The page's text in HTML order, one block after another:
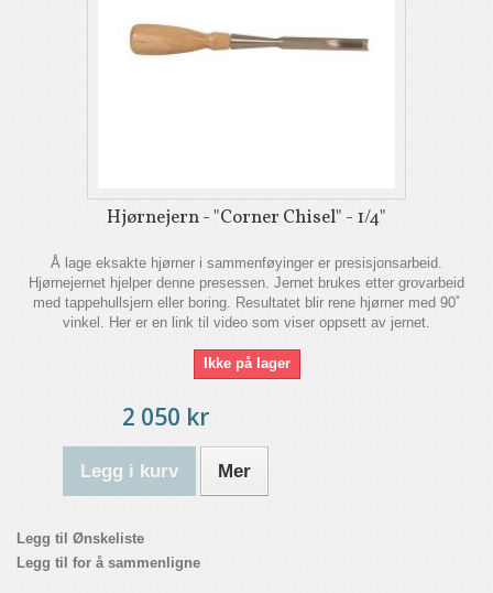
Hjørnejern - "Corner Chisel" - 1/4"
Å lage eksakte hjørner i sammenføyinger er presisjonsarbeid.
Hjørnejernet hjelper denne presessen. Jernet brukes etter grovarbeid
med tappehullsjern eller boring. Resultatet blir rene hjørner med 90˚
vinkel. Her er en link til video som viser oppsett av jernet.
Ikke på lager
2 050 kr
Legg i kurv Mer
Legg til Ønskeliste
Legg til for å sammenligne